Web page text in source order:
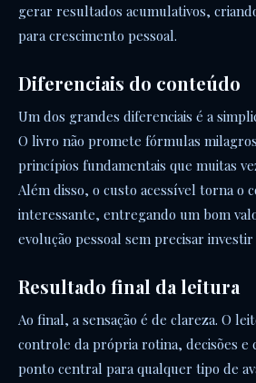
gerar resultados acumulativos,
para crescimento pessoal.
Diferenciais do conteúdo
Um dos grandes diferenciais é a
O livro não promete fórmulas
princípios fundamentais que muitas
Além disso, o custo acessível torna o
interessante, entregando um bom
evolução pessoal sem precisar
Resultado final da leitura
Ao final, a sensação é de clareza. O
controle da própria rotina, decisões e
ponto central para qualquer tipo de